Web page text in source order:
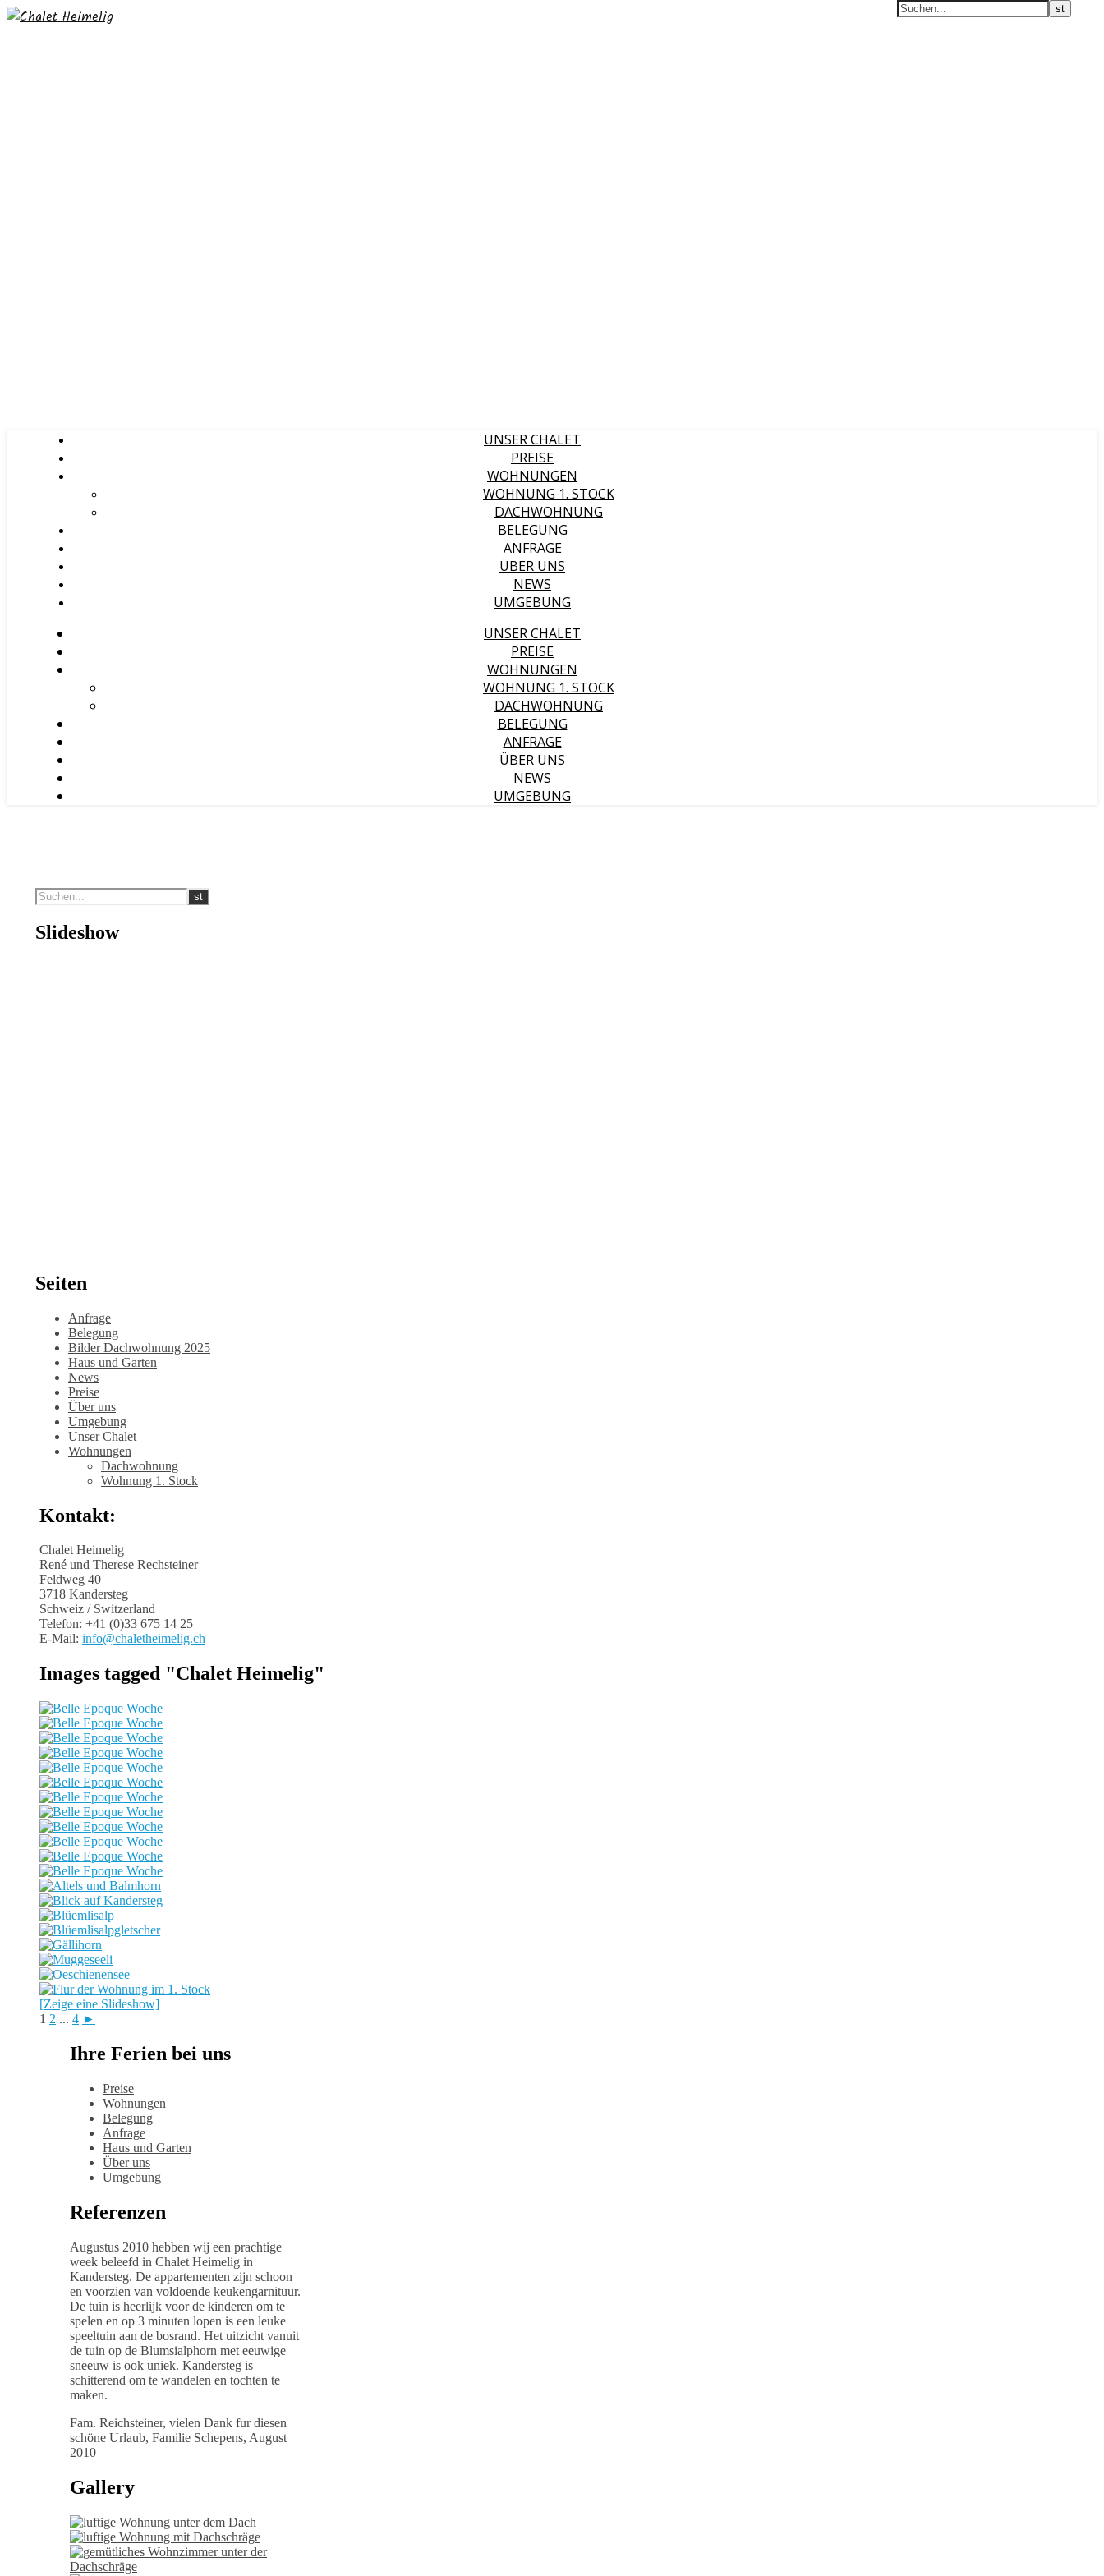
UNSER CHALET
PREISE
WOHNUNGEN
WOHNUNG 1. STOCK
DACHWOHNUNG
BELEGUNG
ANFRAGE
ÜBER UNS
NEWS
UMGEBUNG
UNSER CHALET
PREISE
WOHNUNGEN
WOHNUNG 1. STOCK
DACHWOHNUNG
BELEGUNG
ANFRAGE
ÜBER UNS
NEWS
UMGEBUNG
Slideshow
Seiten
Anfrage
Belegung
Bilder Dachwohnung 2025
Haus und Garten
News
Preise
Über uns
Umgebung
Unser Chalet
Wohnungen
Dachwohnung
Wohnung 1. Stock
Kontakt:
Chalet Heimelig
René und Therese Rechsteiner
Feldweg 40
3718 Kandersteg
Schweiz / Switzerland
Telefon: +41 (0)33 675 14 25
E-Mail: info@chaletheimelig.ch
Images tagged "Chalet Heimelig"
[Zeige eine Slideshow]
1 2 ... 4 ►
Ihre Ferien bei uns
Preise
Wohnungen
Belegung
Anfrage
Haus und Garten
Über uns
Umgebung
Referenzen
Augustus 2010 hebben wij een prachtige
week beleefd in Chalet Heimelig in
Kandersteg. De appartementen zijn schoon
en voorzien van voldoende keukengarnituur.
De tuin is heerlijk voor de kinderen om te
spelen en op 3 minuten lopen is een leuke
speeltuin aan de bosrand. Het uitzicht vanuit
de tuin op de Blumsialphorn met eeuwige
sneeuw is ook uniek. Kandersteg is
schitterend om te wandelen en tochten te
maken.
Fam. Reichsteiner, vielen Dank fur diesen
schöne Urlaub, Familie Schepens, August
2010
Gallery